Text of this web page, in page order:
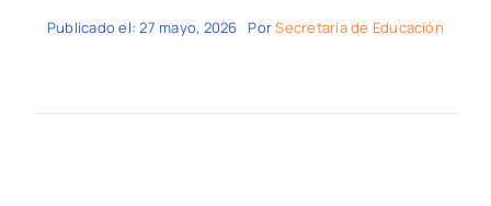
Publicado el: 27 mayo, 2026 PorSecretaría de Educación